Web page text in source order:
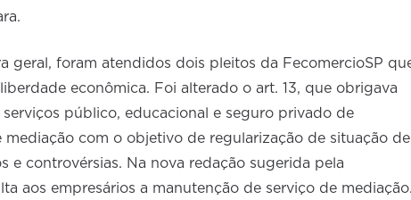
geral, foram atendidos dois pleitos da FecomercioSP
econômica. Foi alterado o art. 13, que obrigava
público, educacional e seguro privado de
mediação com o objetivo de regularização de situação de
e controvérsias. Na nova redação sugerida pela
aos empresários a manutenção de serviço de mediação.